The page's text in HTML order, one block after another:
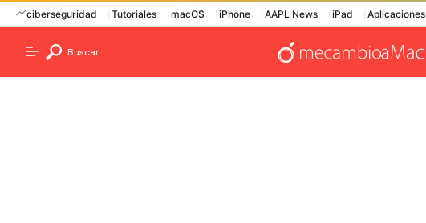
ciberseguridad Tutoriales macOS iPhone AAPL News iPad Aplicaciones
Buscar